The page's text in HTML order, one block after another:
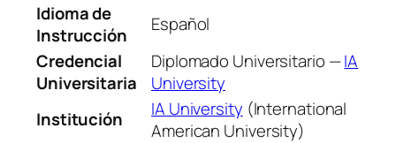
Idioma de
Instrucción
Español
Credencial
Universitaria
Diplomado Universitario —IA
University
Institución
IA University (International
American University)